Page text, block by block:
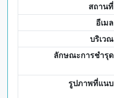
สถานที่
อีเมล
บริเวณ
ลักษณะการชำรุด
รูปภาพที่แนบ